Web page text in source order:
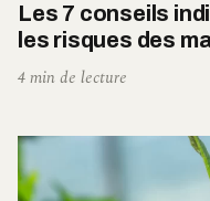
Les 7 conseils
les risques des
4 min de lecture